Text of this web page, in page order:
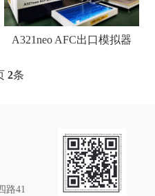
A321neo AFC出口模拟器
2条
路41